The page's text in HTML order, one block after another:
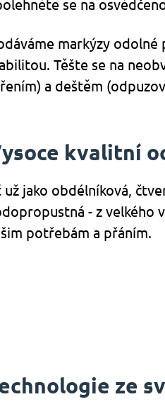
se na
markýzy
Těšte se na
a deštěm
kvalitní
už jako obdélníková,
- z velkého
potřebám a přáním.
ze